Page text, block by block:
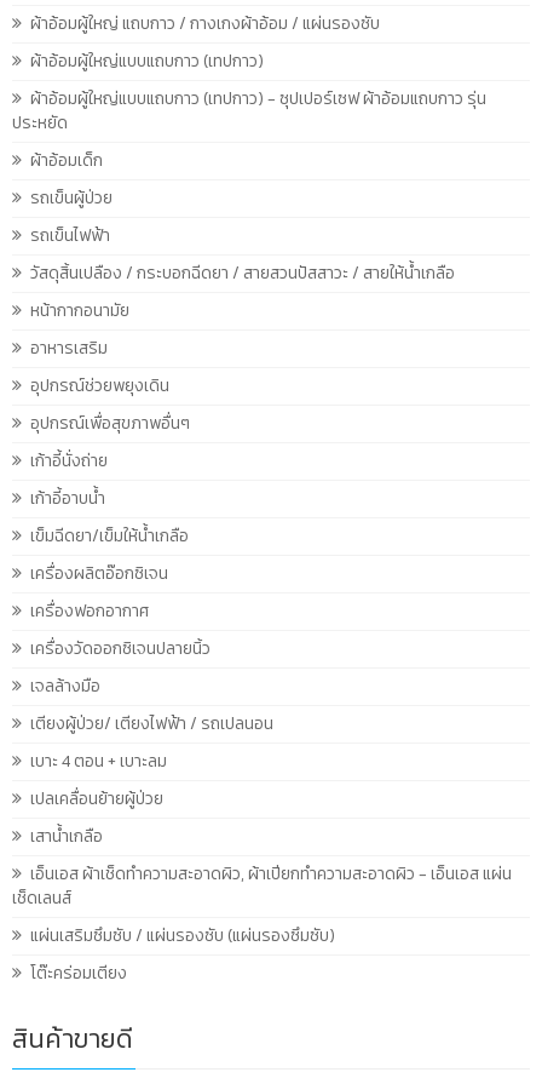
ผ้าอ้อมผู้ใหญ่ แถบกาว / กางเกงผ้าอ้อม / แผ่นรองซับ
ผ้าอ้อมผู้ใหญ่แบบแถบกาว (เทปกาว)
ผ้าอ้อมผู้ใหญ่แบบแถบกาว (เทปกาว) - ซุปเปอร์เซฟ ผ้าอ้อมแถบกาว รุ่น
ประหยัด
ผ้าอ้อมเด็ก
รถเข็นผู้ป่วย
รถเข็นไฟฟ้า
วัสดุสิ้นเปลือง / กระบอกฉีดยา / สายสวนปัสสาวะ / สายให้น้ำเกลือ
หน้ากากอนามัย
อาหารเสริม
อุปกรณ์ช่วยพยุงเดิน
อุปกรณ์เพื่อสุขภาพอื่นๆ
เก้าอี้นั่งถ่าย
เก้าอี้อาบน้ำ
เข็มฉีดยา/เข็มให้น้ำเกลือ
เครื่องผลิตอ๊อกซิเจน
เครื่องฟอกอากาศ
เครื่องวัดออกซิเจนปลายนิ้ว
เจลล้างมือ
เตียงผู้ป่วย/ เตียงไฟฟ้า / รถเปลนอน
เบาะ 4 ตอน + เบาะลม
เปลเคลื่อนย้ายผู้ป่วย
เสาน้ำเกลือ
เอ็นเอส ผ้าเช็ดทำความสะอาดผิว, ผ้าเปียกทำความสะอาดผิว - เอ็นเอส แผ่น
เช็ดเลนส์
แผ่นเสริมซึมซับ / แผ่นรองซับ (แผ่นรองซึมซับ)
โต๊ะคร่อมเตียง
สินค้าขายดี